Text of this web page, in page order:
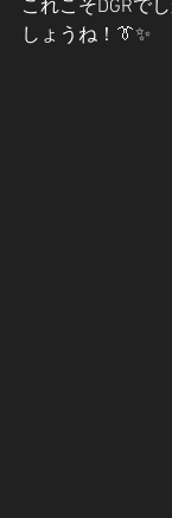
これこそDGRで
しょうね！👔✨